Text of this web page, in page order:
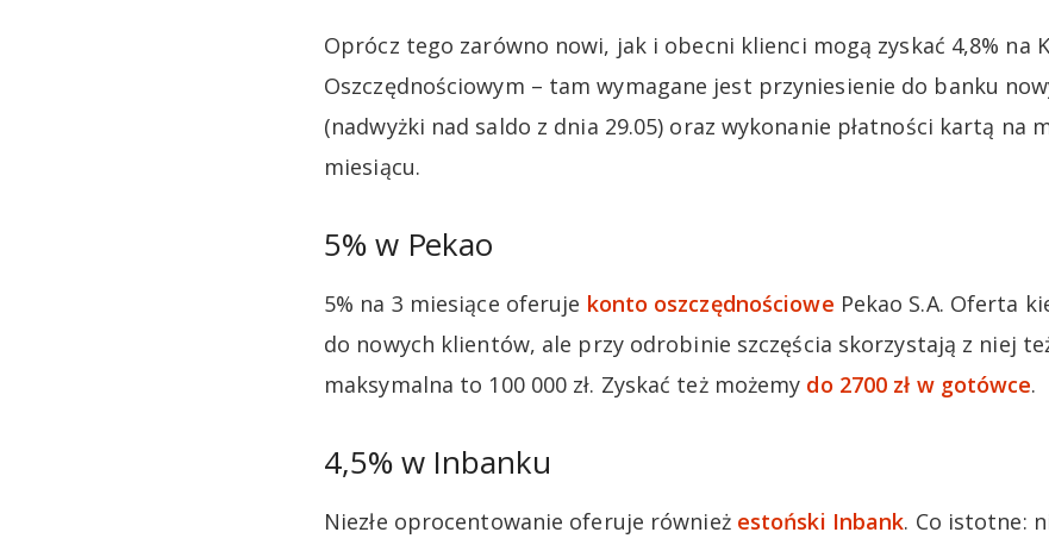
Oprócz tego zarówno nowi, jak i obecni klienci mogą zyskać 4,8% na
Oszczędnościowym – tam wymagane jest przyniesienie do banku
(nadwyżki nad saldo z dnia 29.05) oraz wykonanie płatności kartą na
miesiącu.
5% w Pekao
5% na 3 miesiące oferuje konto oszczędnościowe Pekao S.A. Oferta
do nowych klientów, ale przy odrobinie szczęścia skorzystają z niej
maksymalna to 100 000 zł. Zyskać też możemy do 2700 zł w gotówce.
4,5% w Inbanku
Niezłe oprocentowanie oferuje również estoński Inbank. Co istotne: